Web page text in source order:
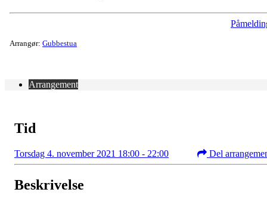
Arrangør: Gubbestua
Arrangement
Tid
Torsdag 4. november 2021 18:00 - 22:00 Del
Beskrivelse